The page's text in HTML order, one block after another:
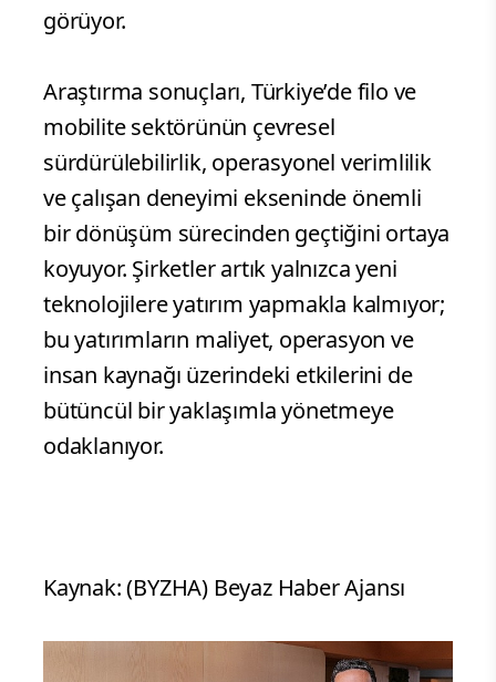
görüyor.
Araştırma sonuçları, Türkiye’de filo ve
mobilite sektörünün çevresel
sürdürülebilirlik, operasyonel verimlilik
ve çalışan deneyimi ekseninde önemli
bir dönüşüm sürecinden geçtiğini ortaya
koyuyor. Şirketler artık yalnızca yeni
teknolojilere yatırım yapmakla kalmıyor;
bu yatırımların maliyet, operasyon ve
insan kaynağı üzerindeki etkilerini de
bütüncül bir yaklaşımla yönetmeye
odaklanıyor.
Kaynak: (BYZHA) Beyaz Haber Ajansı